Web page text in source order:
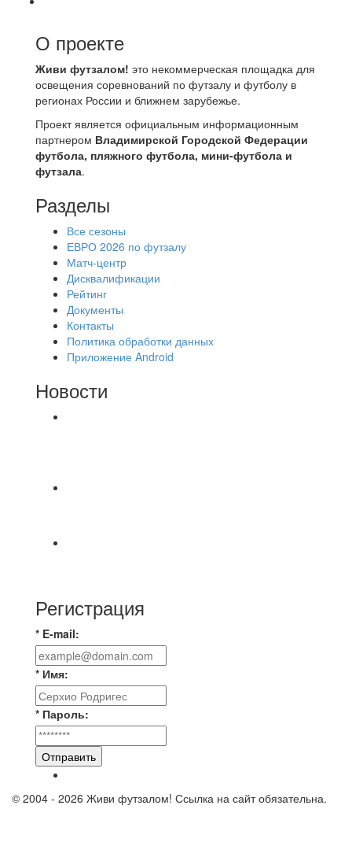
О проекте
Живи футзалом! это некоммерческая площадка для
освещения соревнований по футзалу и футболу в
регионах России и ближнем зарубежье.
Проект является официальным информационным
партнером Владимирской Городской Федерации
футбола, пляжного футбола, мини-футбола и
футзала.
Разделы
Все сезоны
ЕВРО 2026 по футзалу
Матч-центр
Дисквалификации
Рейтинг
Документы
Контакты
Политика обработки данных
Приложение Android
Новости
Регистрация
* E-mail:
* Имя:
* Пароль:
Отправить
© 2004 - 2026 Живи футзалом! Ссылка на сайт обязательна.